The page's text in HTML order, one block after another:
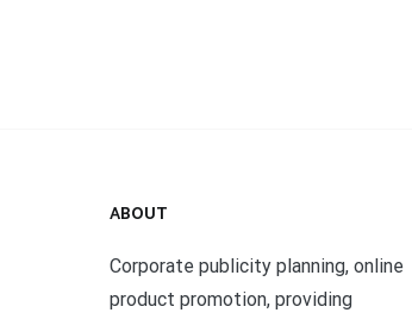
ABOUT
Corporate publicity planning, online
product promotion, providing